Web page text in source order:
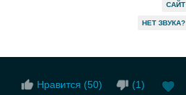
САЙТ
HЕТ ЗВУКА?
Нравится (50) (1)